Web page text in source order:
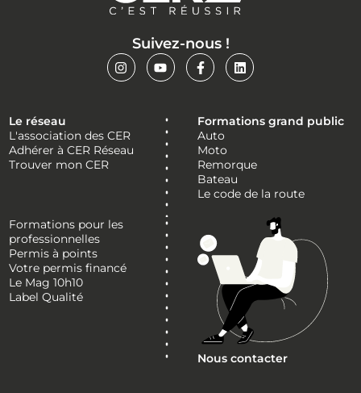
Suivez-nous !
Le réseau
L'association des CER
Adhérer à CER Réseau
Trouver mon CER
Formations grand public
Auto
Moto
Remorque
Bateau
Le code de la route
Formations pour les
professionnelles
Permis à points
Votre permis financé
Le Mag 10h10
Label Qualité
Nous contacter